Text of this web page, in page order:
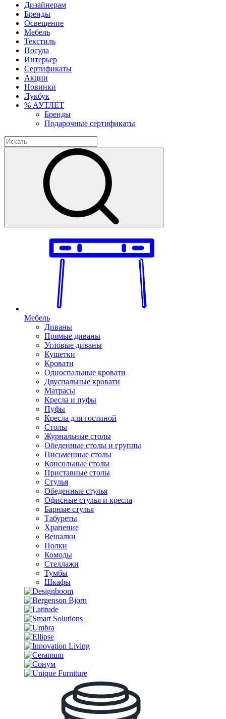
Дизайнерам
Бренды
Освещение
Мебель
Текстиль
Посуда
Интерьер
Сертификаты
Акции
Новинки
Лукбук
% АУТЛЕТ
Бренды
Подарочные сертификаты
Мебель
Диваны
Прямые диваны
Угловые диваны
Кушетки
Кровати
Односпальные кровати
Двуспальные кровати
Матрасы
Кресла и пуфы
Пуфы
Кресла для гостиной
Столы
Журнальные столы
Обеденные столы и группы
Письменные столы
Консольные столы
Приставные столы
Стулья
Обеденные стулья
Офисные стулья и кресла
Барные стулья
Табуреты
Хранение
Вешалки
Полки
Комоды
Стеллажи
Тумбы
Шкафы